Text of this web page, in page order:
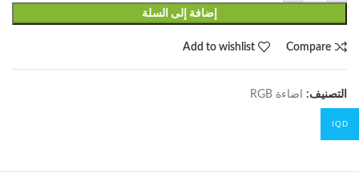
إضافة إلى السلة
Compare
Add to wishlist
التصنيف: اضاءة RGB
IQD